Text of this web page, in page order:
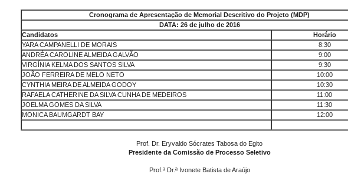
Cronograma de Apresentação de Memorial Descritivo do Projeto (MDP)
DATA: 26 de julho de 2016
Candidatos
Horário
YARA CAMPANELLI DE MORAIS
8:30
ANDRÉA CAROLINE ALMEIDA GALVÃO
9:00
VIRGÍNIA KELMA DOS SANTOS SILVA
9:30
JOÃO FERREIRA DE MELO NETO
10:00
CYNTHIA MEIRA DE ALMEIDA GODOY
10:30
RAFAELA CATHERINE DA SILVA CUNHA DE MEDEIROS
11:00
JOELMA GOMES DA SILVA
11:30
MONICA BAUMGARDT BAY
12:00
Prof. Dr. Eryvaldo Sócrates Tabosa do Egito
Presidente da Comissão de Processo Seletivo
Prof.ª Dr.ª Ivonete Batista de Araújo